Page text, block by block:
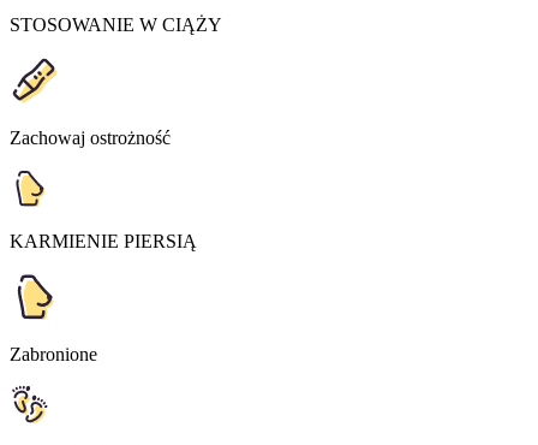
STOSOWANIE W CIĄŻY
Zachowaj ostrożność
KARMIENIE PIERSIĄ
Zabronione